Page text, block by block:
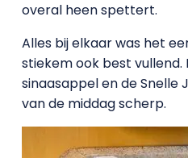
overal heen spettert.
Alles bij elkaar was het
stiekem ook best vullend.
sinaasappel en de Snelle
van de middag scherp.